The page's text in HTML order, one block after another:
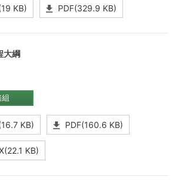
KB) PDF(329.9 KB)
大綱
KB) PDF(160.6 KB)
KB)